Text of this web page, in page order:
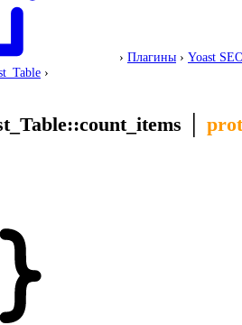
› Плагины › Yoast
›